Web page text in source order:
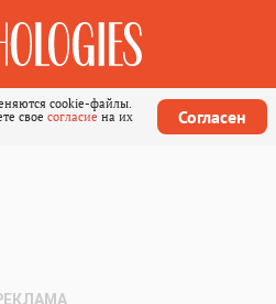
cookie-файлы.
свое согласие на их
Согласен